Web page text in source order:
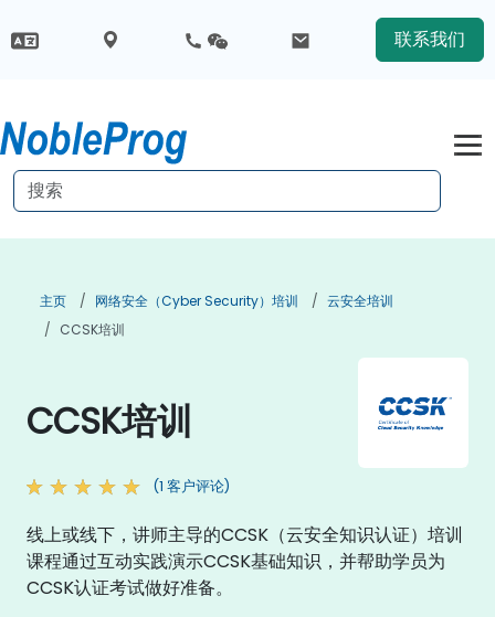
联系我们
主页 网络安全（Cyber Security）培训
云安全培训
CCSK培训
CCSK培训
(1 客户评论)
线上或线下，讲师主导的CCSK（云安全知识认证）培训
课程通过互动实践演示CCSK基础知识，并帮助学员为
CCSK认证考试做好准备。